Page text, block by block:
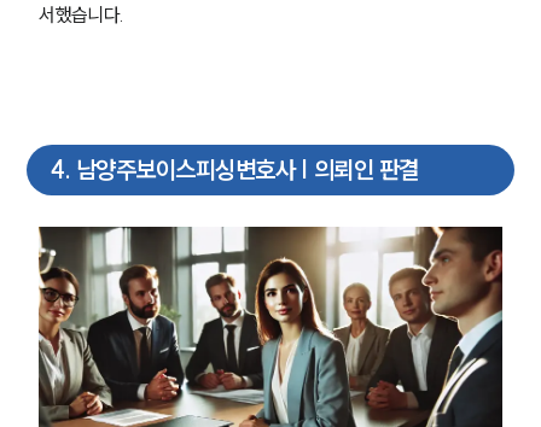
서했습니다.
4. 남양주보이스피싱변호사 | 의뢰인 판결